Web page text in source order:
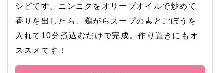
シピです。ニンニクをオリーブオイルで炒めて
香りを出したら、鶏がらスープの素とごぼうを
入れて10分煮込むだけで完成。作り置きにもオ
ススメです！